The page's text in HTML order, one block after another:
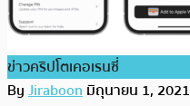
ข่าวคริปโตเคอเรนซี่
ByJiraboonมิถุนายน 1, 2021